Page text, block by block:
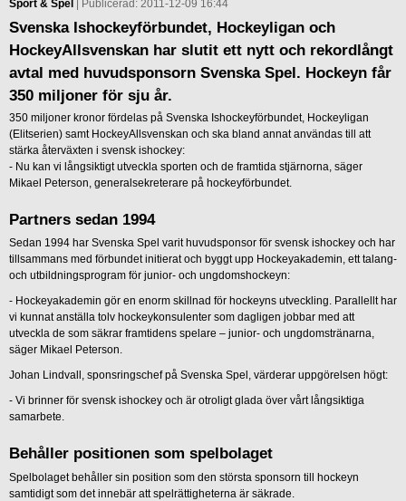
Sport & Spel | Publicerad: 2011-12-09 16:44
Svenska Ishockeyförbundet, Hockeyligan och
HockeyAllsvenskan har slutit ett nytt och rekordlångt
avtal med huvudsponsorn Svenska Spel. Hockeyn får
350 miljoner för sju år.
350 miljoner kronor fördelas på Svenska Ishockeyförbundet, Hockeyligan
(Elitserien) samt HockeyAllsvenskan och ska bland annat användas till att
stärka återväxten i svensk ishockey:
- Nu kan vi långsiktigt utveckla sporten och de framtida stjärnorna, säger
Mikael Peterson, generalsekreterare på hockeyförbundet.
Partners sedan 1994
Sedan 1994 har Svenska Spel varit huvudsponsor för svensk ishockey och har
tillsammans med förbundet initierat och byggt upp Hockeyakademin, ett talang-
och utbildningsprogram för junior- och ungdomshockeyn:
- Hockeyakademin gör en enorm skillnad för hockeyns utveckling. Parallellt har
vi kunnat anställa tolv hockeykonsulenter som dagligen jobbar med att
utveckla de som säkrar framtidens spelare – junior- och ungdomstränarna,
säger Mikael Peterson.
Johan Lindvall, sponsringschef på Svenska Spel, värderar uppgörelsen högt:
- Vi brinner för svensk ishockey och är otroligt glada över vårt långsiktiga
samarbete.
Behåller positionen som spelbolaget
Spelbolaget behåller sin position som den största sponsorn till hockeyn
samtidigt som det innebär att spelrättigheterna är säkrade.